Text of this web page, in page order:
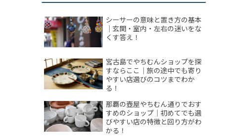
シーサーの意味と置き方の基本
｜玄関・室内・左右の迷いをな
くす答え！
宮古島でやちむんショップを探
すならここ｜旅の途中でも寄り
やすい店選びのコツまでわか
る！
那覇の壺屋やちむん通りでおす
すめのショップ｜初めてでも選
びやすい店の特徴と回り方がわ
かる！